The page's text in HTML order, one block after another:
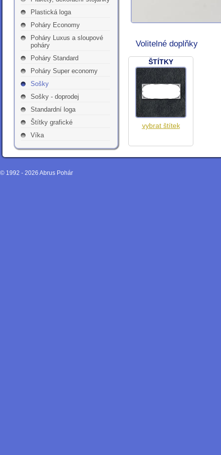
Plastická loga
Poháry Economy
Poháry Luxus a sloupové
poháry
Poháry Standard
Poháry Super economy
Sošky
Sošky - doprodej
Standardní loga
Štítky grafické
Víka
Volitelné doplňky
ŠTÍTKY
vybrat štítek
© 1992 - 2026 Abrus Pohár